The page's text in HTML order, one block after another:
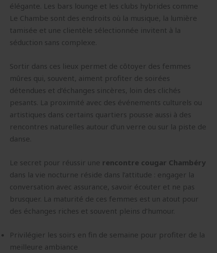
élégante. Les bars lounge et les clubs hybrides comme
Le Chambe sont des endroits où la musique, la lumière
tamisée et une clientèle sélectionnée invitent à la
séduction sans complexe.
Sortir dans ces lieux permet de côtoyer des femmes
mûres qui, souvent, aiment profiter de soirées
détendues et d’échanges sincères, loin des clichés
pesants. La proximité avec des événements culturels ou
artistiques dans certains quartiers pousse aussi à des
rencontres naturelles autour d’un verre ou sur la piste de
danse.
Le secret pour réussir une rencontre cougar Chambéry
dans la vie nocturne réside dans l’attitude : engager la
conversation avec assurance, savoir écouter et ne pas
brusquer. La maturité de ces femmes est un atout pour
des échanges riches et souvent pleins d’humour.
Privilégier les soirs en fin de semaine pour profiter de la
meilleure ambiance